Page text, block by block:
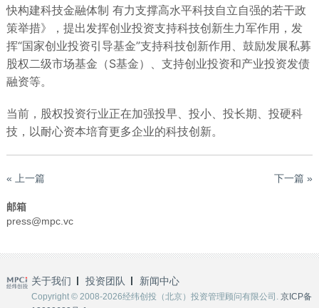
快构建科技金融体制 有力支撑高水平科技自立自强的若干政
策举措》，提出发挥创业投资支持科技创新生力军作用，发
挥“国家创业投资引导基金”支持科技创新作用、鼓励发展私募
股权二级市场基金（S基金）、支持创业投资和产业投资发债
融资等。
当前，股权投资行业正在加强投早、投小、投长期、投硬科
技，以耐心资本培育更多企业的科技创新。
« 上一篇 下一篇 »
邮箱
press@mpc.vc
关于我们 投资团队 新闻中心
Copyright © 2008-2026经纬创投（北京）投资管理顾问有限公司. 京ICP备